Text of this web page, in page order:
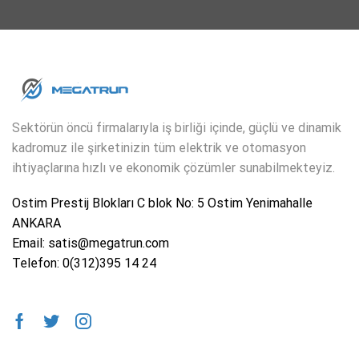
Sektörün öncü firmalarıyla iş birliği içinde, güçlü ve dinamik
kadromuz ile şirketinizin tüm elektrik ve otomasyon
ihtiyaçlarına hızlı ve ekonomik çözümler sunabilmekteyiz.
Ostim Prestij Blokları C blok No: 5 Ostim Yenimahalle
ANKARA
Email: satis@megatrun.com
Telefon: 0(312)395 14 24